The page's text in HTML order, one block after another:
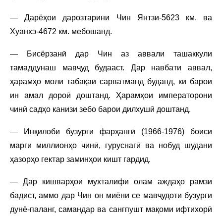
— Дарёҳои дарозтарини Чин Янтзи-5623 км. ва
Хуанхэ-4672 км. мебошанд.
— Бисёрзанӣ дар Чин аз аввали ташаккули
тамаддунаш мавҷуд будааст. Дар навбати аввал,
ҳарамҳо моли табақаи сарватманд буданд, ки барои
ин амал дороӣ доштанд. Ҳарамҳои императорони
чинӣ садҳо канизи зебо барои дилхушӣ доштанд.
— Инқилоби бузурги фарҳангӣ (1966-1976) боиси
марги миллионҳо чинӣ, гуруснагӣ ва нобуд шудани
ҳазорҳо гектар заминҳои кишт гардид.
— Дар кишварҳои мухталифи олам аждаҳо рамзи
бадист, аммо дар Чин он миёни се мавҷудоти бузурги
дунё-паланг, самандар ва сангпушт мақоми ифтихорӣ